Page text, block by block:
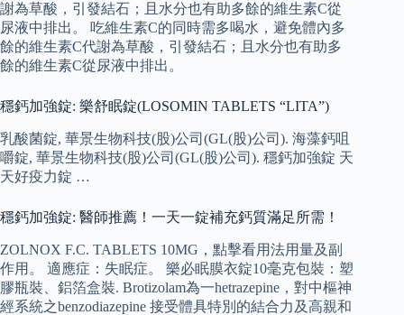
謝為草酸，引發結石；且水分也有助多餘的維生素C從
尿液中排出。 吃維生素C的同時需多喝水，避免體內多
餘的維生素C代謝為草酸，引發結石；且水分也有助多
餘的維生素C從尿液中排出。
穩鈣加強錠: 樂舒眠錠(LOSOMIN TABLETS “LITA”)
乳酸菌錠, 華景生物科技(股)公司(GL(股)公司). 海藻鈣咀
嚼錠, 華景生物科技(股)公司(GL(股)公司). 穩鈣加強錠 天
天好疫力錠 …
穩鈣加強錠: 醫師推薦！一天一錠補充鈣質滿足所需！
ZOLNOX F.C. TABLETS 10MG，點擊看用法用量及副
作用。 適應症：失眠症。 樂必眠膜衣錠10毫克包裝：塑
膠瓶裝、鋁箔盒裝. Brotizolam為一hetrazepine，對中樞神
經系統之benzodiazepine 接受體具特別的結合力及高親和